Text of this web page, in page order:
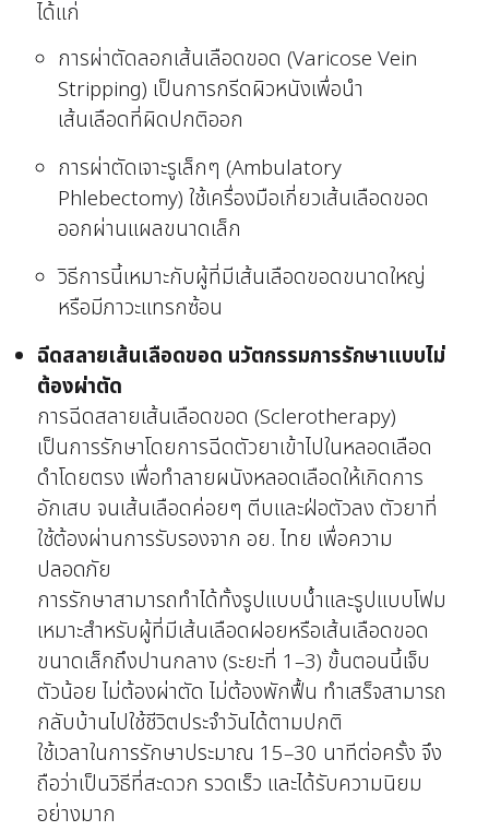
ได้แก่
การผ่าตัดลอกเส้นเลือดขอด (Varicose Vein
Stripping) เป็นการกรีดผิวหนังเพื่อนำ
เส้นเลือดที่ผิดปกติออก
การผ่าตัดเจาะรูเล็กๆ (Ambulatory
Phlebectomy) ใช้เครื่องมือเกี่ยวเส้นเลือดขอด
ออกผ่านแผลขนาดเล็ก
วิธีการนี้เหมาะกับผู้ที่มีเส้นเลือดขอดขนาดใหญ่
หรือมีภาวะแทรกซ้อน
ฉีดสลายเส้นเลือดขอด นวัตกรรมการรักษาแบบไม่
ต้องผ่าตัด
การฉีดสลายเส้นเลือดขอด (Sclerotherapy)
เป็นการรักษาโดยการฉีดตัวยาเข้าไปในหลอดเลือด
ดำโดยตรง เพื่อทำลายผนังหลอดเลือดให้เกิดการ
อักเสบ จนเส้นเลือดค่อยๆ ตีบและฝ่อตัวลง ตัวยาที่
ใช้ต้องผ่านการรับรองจาก อย. ไทย เพื่อความ
ปลอดภัย
การรักษาสามารถทำได้ทั้งรูปแบบน้ำและรูปแบบโฟม
เหมาะสำหรับผู้ที่มีเส้นเลือดฝอยหรือเส้นเลือดขอด
ขนาดเล็กถึงปานกลาง (ระยะที่ 1–3) ขั้นตอนนี้เจ็บ
ตัวน้อย ไม่ต้องผ่าตัด ไม่ต้องพักฟื้น ทำเสร็จสามารถ
กลับบ้านไปใช้ชีวิตประจำวันได้ตามปกติ
ใช้เวลาในการรักษาประมาณ 15–30 นาทีต่อครั้ง จึง
ถือว่าเป็นวิธีที่สะดวก รวดเร็ว และได้รับความนิยม
อย่างมาก